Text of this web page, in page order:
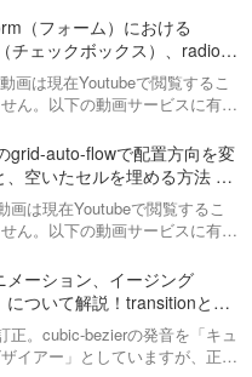
基本的な立方体をHTML / CSS
作ることによっ…
（フォーム）における
チェックボックス）、radioボ
タマイズ方法解説！ form#7
画は現在Youtubeで閲覧するこ
ん。以下の動画サービスに有料
factory-programming-mv.c…
grid-auto-flowで配置方向を変
、空いたセルを埋める方法 に
画は現在Youtubeで閲覧するこ
ん。以下の動画サービスに有料
factory-programming-mv.co…
メーション、イージング
について解説！transitionと
正。cubic-bezierの発音を「キュ
イアー」としていますが、正し